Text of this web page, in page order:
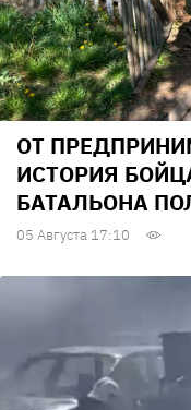
ОТ
ИСТОРИЯ
БАТАЛЬОНА
05 Августа 17:10